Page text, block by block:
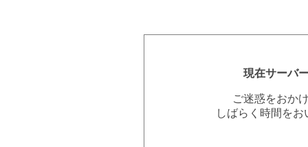
現在サーバ
ご迷惑をおか
しばらく時間を